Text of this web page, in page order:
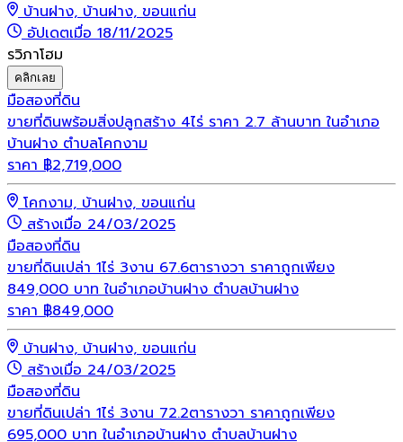
บ้านฝาง, บ้านฝาง, ขอนแก่น
อัปเดตเมื่อ 18/11/2025
รวิภาโฮม
คลิกเลย
มือสองที่ดิน
ขายที่ดินพร้อมสิ่งปลูกสร้าง 4ไร่ ราคา 2.7 ล้านบาท ในอำเภอ
บ้านฝาง ตำบลโคกงาม
ราคา ฿2,719,000
โคกงาม, บ้านฝาง, ขอนแก่น
สร้างเมื่อ 24/03/2025
มือสองที่ดิน
ขายที่ดินเปล่า 1ไร่ 3งาน 67.6ตารางวา ราคาถูกเพียง
849,000 บาท ในอำเภอบ้านฝาง ตำบลบ้านฝาง
ราคา ฿849,000
บ้านฝาง, บ้านฝาง, ขอนแก่น
สร้างเมื่อ 24/03/2025
มือสองที่ดิน
ขายที่ดินเปล่า 1ไร่ 3งาน 72.2ตารางวา ราคาถูกเพียง
695,000 บาท ในอำเภอบ้านฝาง ตำบลบ้านฝาง